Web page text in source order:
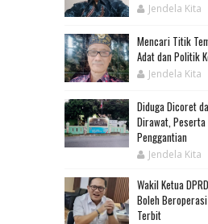
Jendela Kita
Mencari Titik
Adat dan Politik
Jendela Kita
Diduga Dicoret
Dirawat,
Penggantian
Jendela Kita
Wakil Ketua
Boleh
Terbit